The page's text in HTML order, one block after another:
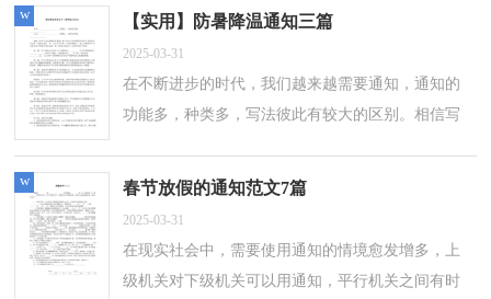
的通知呢？以下是小编精心整理的公司搬迁...
【实用】防暑降温通知三篇
2025-03-31
在不断进步的时代，我们越来越需要通知，通知的
功能多，种类多，写法彼此有较大的区别。相信写
心整理的防暑降温通知3篇，欢迎大家分享。...
w
春节放假的通知范文7篇
2025-03-31
在现实社会中，需要使用通知的情境愈发增多，上
级机关对下级机关可以用通知，平行机关之间有时
w